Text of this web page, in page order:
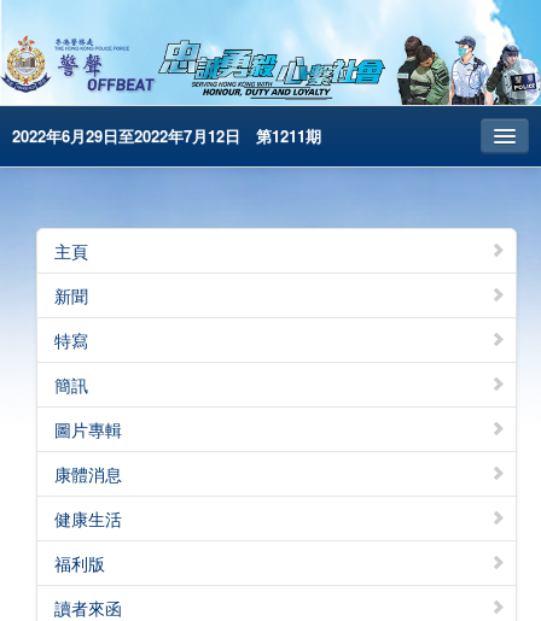
2022年6月29日至2022年7月12日 第1211期
昔日警聲
警務處主頁
简体版
English
電子書版
警聲特刊
主頁
新聞
特寫
簡訊
圖片專輯
康體消息
健康生活
福利版
讀者來函